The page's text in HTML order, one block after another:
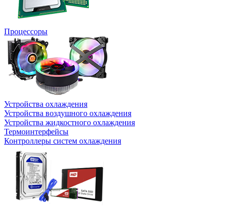
Процессоры
Устройства охлаждения
Устройства воздушного охлаждения
Устройства жидкостного охлаждения
Термоинтерфейсы
Контроллеры систем охлаждения